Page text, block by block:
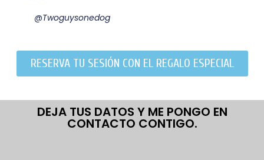
@twoguysonedog
RESERVA TU SESIÓN CON EL REGALO ESPECIAL
DEJA TUS DATOS Y ME PONGO EN
CONTACTO CONTIGO.